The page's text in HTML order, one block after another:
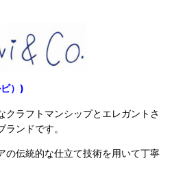
）)
クラフトマンシップとエレガントさ
ンドです。
の伝統的な仕立て技術を用いて丁寧